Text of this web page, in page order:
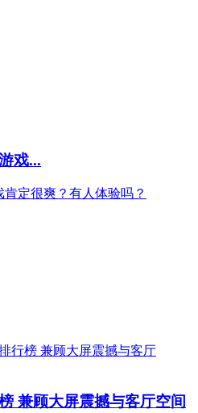
戏...
定很爽？有人体验吗？
兼顾大屏震撼与客厅空间